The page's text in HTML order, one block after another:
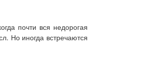
почти вся недорогая
Но иногда встречаются